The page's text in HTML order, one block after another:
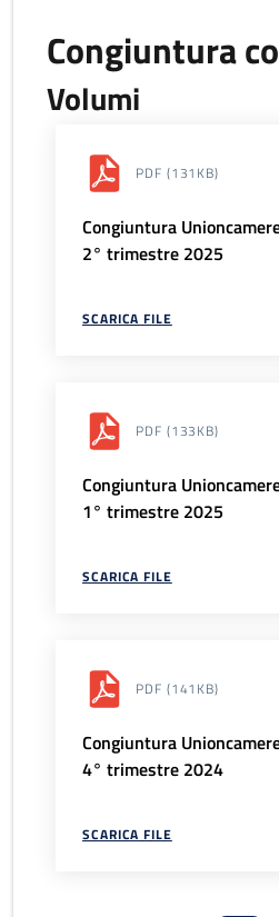
Congiuntura
Volumi
PDF (131KB)
Congiuntura
2° trimestre 2025
SCARICA FILE
PDF (133KB)
Congiuntura
1° trimestre 2025
SCARICA FILE
PDF (141KB)
Congiuntura
4° trimestre 2024
SCARICA FILE